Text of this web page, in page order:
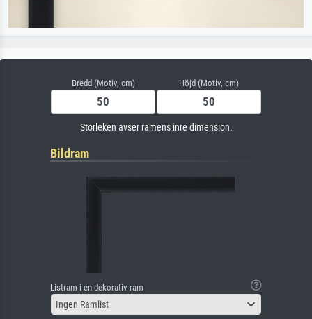
Bredd (Motiv, cm) Höjd (Motiv, cm)
Storleken avser ramens inre dimension.
Bildram
Listram i en dekorativ ram
Ingen Ramlist